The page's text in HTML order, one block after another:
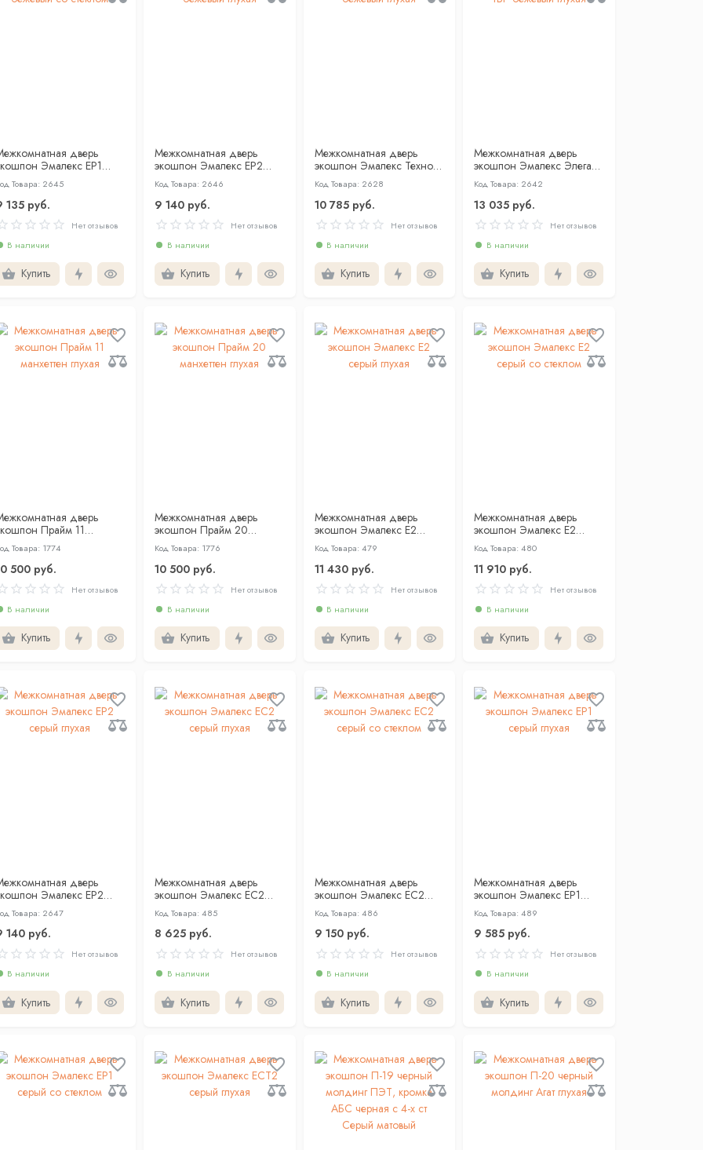
дверь
Эмалекс ЕР1
со стеклом
Товара: 2645
135 руб.
Нет отзывов
В наличии
Купить
Межкомнатная дверь
экошпон Эмалекс ЕР2
бежевый глухая
Код Товара: 2646
9 140 руб.
Нет отзывов
В наличии
Купить
Межкомнатная дверь
экошпон Эмалекс Техно-1
бежевый глухая
Код Товара: 2628
10 785 руб.
Нет отзывов
В наличии
Купить
Межкомнатная дверь
экошпон Эмалекс Элегант
1ВР бежевый глухая
Код Товара: 2642
13 035 руб.
Нет отзывов
В наличии
Купить
дверь
Прайм 11
глухая
Товара: 1774
500 руб.
Нет отзывов
В наличии
Купить
Межкомнатная дверь
экошпон Прайм 20
манхеттен глухая
Код Товара: 1776
10 500 руб.
Нет отзывов
В наличии
Купить
Межкомнатная дверь
экошпон Эмалекс Е2
серый глухая
Код Товара: 479
11 430 руб.
Нет отзывов
В наличии
Купить
Межкомнатная дверь
экошпон Эмалекс Е2
серый со стеклом
Код Товара: 480
11 910 руб.
Нет отзывов
В наличии
Купить
дверь
Эмалекс ЕР2
глухая
Товара: 2647
140 руб.
Нет отзывов
В наличии
Купить
Межкомнатная дверь
экошпон Эмалекс ЕС2
серый глухая
Код Товара: 485
8 625 руб.
Нет отзывов
В наличии
Купить
Межкомнатная дверь
экошпон Эмалекс ЕС2
серый со стеклом
Код Товара: 486
9 150 руб.
Нет отзывов
В наличии
Купить
Межкомнатная дверь
экошпон Эмалекс ЕР1
серый глухая
Код Товара: 489
9 585 руб.
Нет отзывов
В наличии
Купить